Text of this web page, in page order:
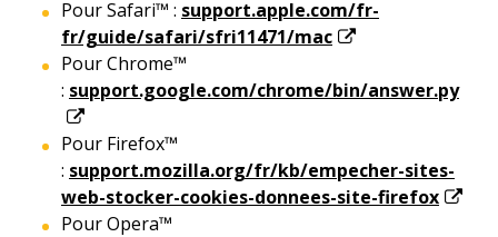
Pour Safari™ : support.apple.com/fr-
fr/guide/safari/sfri11471/mac
Pour Chrome™
: support.google.com/chrome/bin/answer.py
Pour Firefox™
: support.mozilla.org/fr/kb/empecher-sites-
web-stocker-cookies-donnees-site-firefox
Pour Opera™